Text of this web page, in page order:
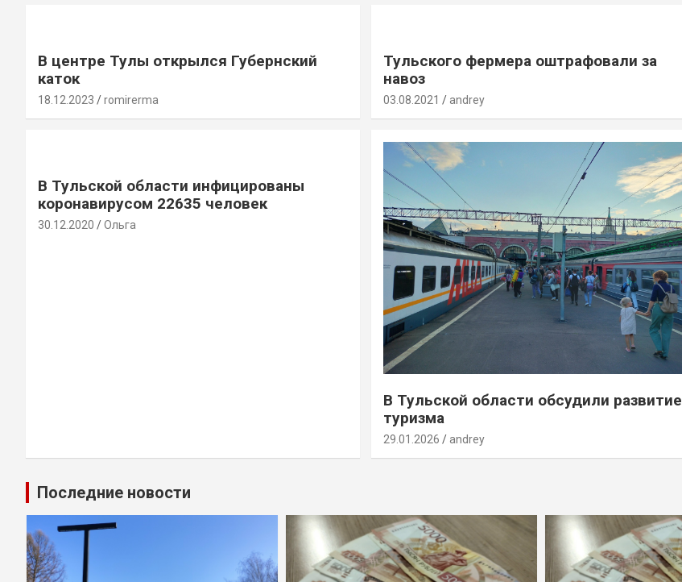
В центре Тулы открылся Губернский
каток
18.12.2023 romirerma
Тульского фермера оштрафовали за
навоз
03.08.2021 andrey
В Тульской области инфицированы
коронавирусом 22635 человек
30.12.2020 Ольга
В Тульской области обсудили развитие
туризма
29.01.2026 andrey
Последние новости